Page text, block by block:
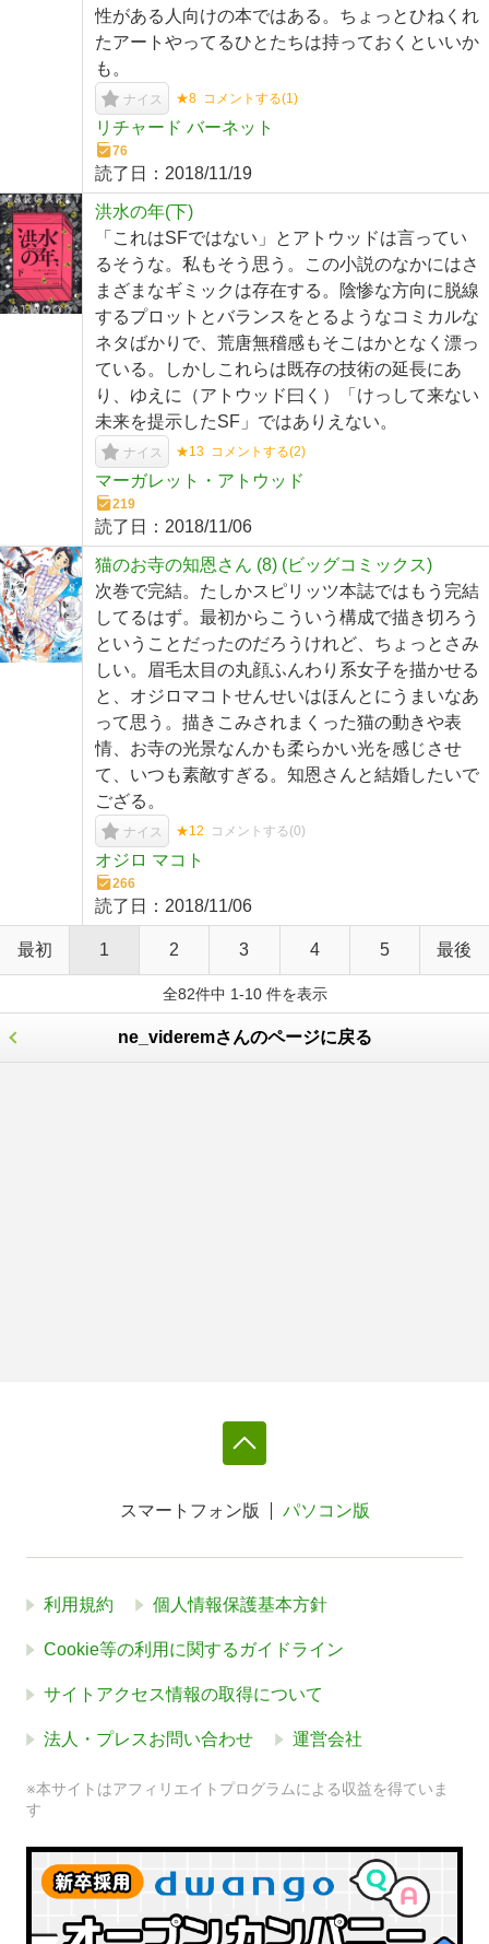
性がある人向けの本ではある。ちょっとひねくれ
たアートやってるひとたちは持っておくといいか
も。
ナイス ★8 コメントする(1)
リチャード バーネット
76
読了日： 2018/11/19
洪水の年(下)
「これはSFではない」とアトウッドは言ってい
るそうな。私もそう思う。この小説のなかにはさ
まざまなギミックは存在する。陰惨な方向に脱線
するプロットとバランスをとるようなコミカルな
ネタばかりで、荒唐無稽感もそこはかとなく漂っ
ている。しかしこれらは既存の技術の延長にあ
り、ゆえに（アトウッド曰く）「けっして来ない
未来を提示したSF」ではありえない。
ナイス ★13 コメントする(2)
マーガレット・アトウッド
219
読了日： 2018/11/06
猫のお寺の知恩さん (8) (ビッグコミックス)
次巻で完結。たしかスピリッツ本誌ではもう完結
してるはず。最初からこういう構成で描き切ろう
ということだったのだろうけれど、ちょっとさみ
しい。眉毛太目の丸顔ふんわり系女子を描かせる
と、オジロマコトせんせいはほんとにうまいなあ
って思う。描きこみされまくった猫の動きや表
情、お寺の光景なんかも柔らかい光を感じさせ
て、いつも素敵すぎる。知恩さんと結婚したいで
ござる。
ナイス ★12 コメントする(0)
オジロ マコト
266
読了日： 2018/11/06
最初 1 2 3 4 5 最後
全82件中 1-10 件を表示
ne_videremさんのページに戻る
スマートフォン版 パソコン版
利用規約 個人情報保護基本方針
Cookie等の利用に関するガイドライン
サイトアクセス情報の取得について
法人・プレスお問い合わせ 運営会社
※本サイトはアフィリエイトプログラムによる収益を得ていま
す